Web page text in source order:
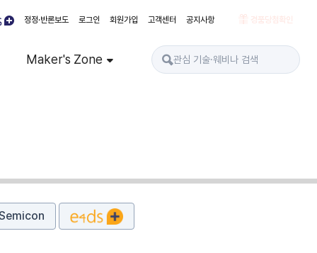
정정·반론보도 로그인 회원가입 고객센터 공지사항 경품당첨확인
Maker's Zone